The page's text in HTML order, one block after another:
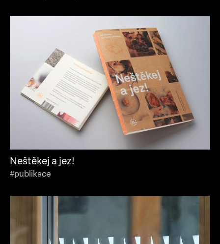
Neštěkej a jez!
#publikace